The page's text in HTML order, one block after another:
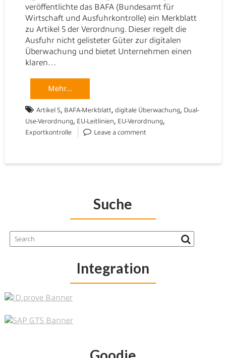
veröffentlichte das BAFA (Bundesamt für
Wirtschaft und Ausfuhrkontrolle) ein Merkblatt
zu Artikel 5 der Verordnung. Dieser regelt die
Ausfuhr nicht gelisteter Güter zur digitalen
Überwachung und bietet Unternehmen einen
klaren…
Mehr...
Artikel 5, BAFA-Merkblatt, digitale Überwachung, Dual-
Use-Verordnung, EU-Leitlinien, EU-Verordnung,
Exportkontrolle Leave a comment
Suche
Integration